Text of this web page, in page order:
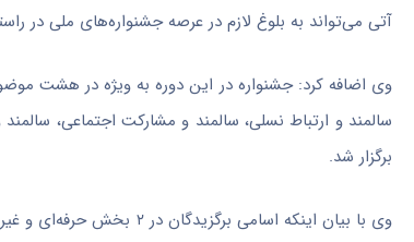
آتی می‌تواند به بلوغ لازم در عرصه جشنواره‌های ملی در
وی اضافه کرد: جشنواره در این دوره به ویژه در هشت
سالمند و ارتباط نسلی، سالمند و مشارکت اجتماعی،
برگزار شد.
وی با بیان اینکه اسامی